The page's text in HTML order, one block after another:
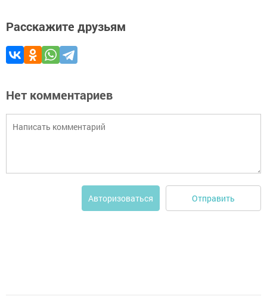
Расскажите друзьям
Нет комментариев
Авторизоваться Отправить